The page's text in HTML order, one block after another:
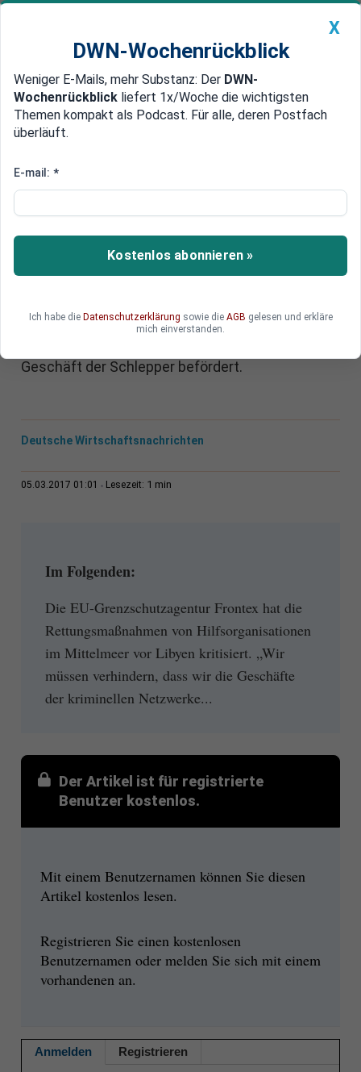
Newsticker MEIN DWN: Geldanlage Premium
Edelmetalle DWN-Magazin China
Gut für Schlepper-Geschäft
Frontex: NGOs erschweren
Arbeit der Behörden bei Abwehr
von Flüchtlingen
Die Grenzschutzagentur Frontex kritisiert den
Durch das frühe, unkoordiniert Aufgreifen von
Flüchtlingen werde die Arbeit der
Geschäft der Schlepper befördert.
Deutsche Wirtschaftsnachrichten
05.03.2017 01:01 Lesezeit: 1 min
Im Folgenden:
Die EU-Grenzschutzagentur Frontex hat die
Rettungsmaßnahmen von Hilfsorganisationen
im Mittelmeer vor Libyen kritisiert. „Wir
müssen verhindern, dass wir die Geschäfte
der kriminellen Netzwerke...
Der Artikel ist für registrierte
Benutzer kostenlos.
Mit einem Benutzernamen können Sie diesen
Artikel kostenlos lesen.
Registrieren Sie einen kostenlosen
Benutzernamen oder melden Sie sich mit einem
vorhandenen an.
Anmelden Registrieren
X
DWN-Wochenrückblick
Weniger E-Mails, mehr Substanz: Der DWN-
Wochenrückblick liefert 1x/Woche die wichtigsten
Themen kompakt als Podcast. Für alle, deren Postfach
überläuft.
E-mail: *
Kostenlos abonnieren »
Ich habe die Datenschutzerklärung sowie die AGB gelesen und erkläre
mich einverstanden.